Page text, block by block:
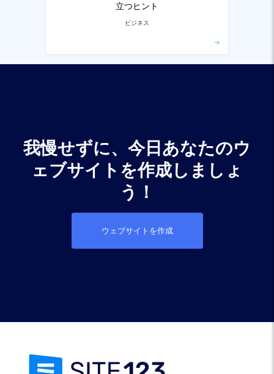
立つヒント
ビジネス
我慢せずに、今日あなたのウ
ェブサイトを作成しましょ
う！
ウェブサイトを作成